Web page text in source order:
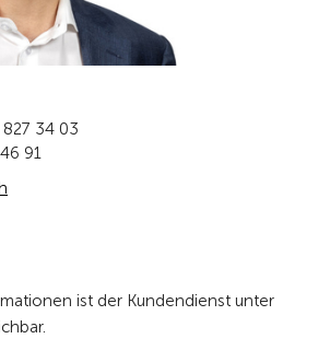
34 03
91
ist der Kundendienst unter